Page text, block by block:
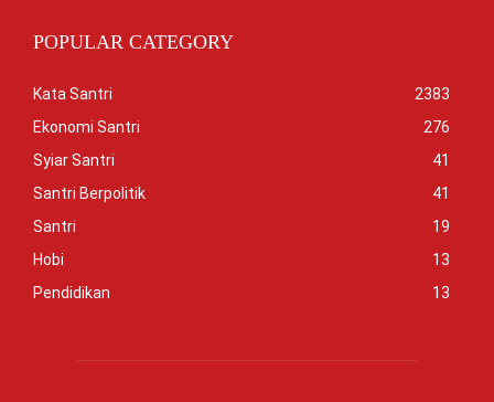
POPULAR CATEGORY
Kata Santri
2383
Ekonomi Santri
276
Syiar Santri
41
Santri Berpolitik
41
Santri
19
Hobi
13
Pendidikan
13